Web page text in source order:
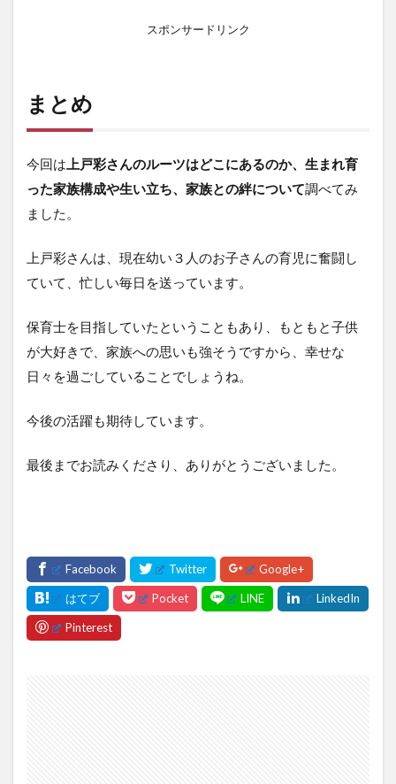
スポンサードリンク
まとめ
今回は 上戸彩さんのルーツはどこにあるのか、生まれ育
った家族構成や生い立ち、家族との絆について調べてみ
ました。
上戸彩さんは、現在幼い３人のお子さんの育児に奮闘し
ていて、忙しい毎日を送っています。
保育士を目指していたということもあり、もともと子供
が大好きで、家族への思いも強そうですから、幸せな
日々を過ごしていることでしょうね。
今後の活躍も期待しています。
最後までお読みくださり、ありがとうございました。